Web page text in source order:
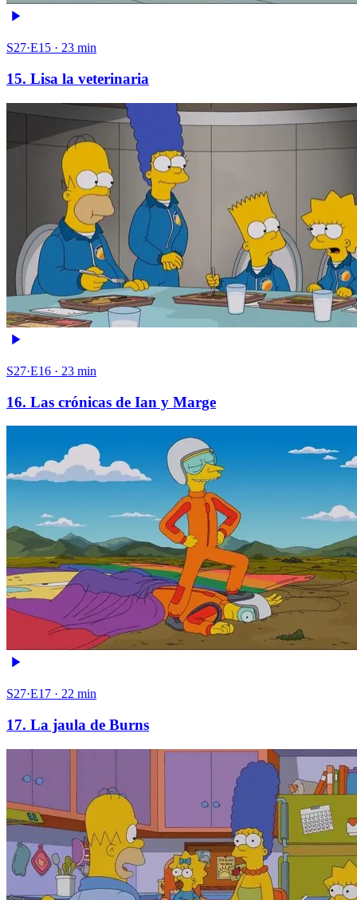
S27·E15 · 23 min
15. Lisa la veterinaria
S27·E16 · 23 min
16. Las crónicas de Ian y Marge
S27·E17 · 22 min
17. La jaula de Burns